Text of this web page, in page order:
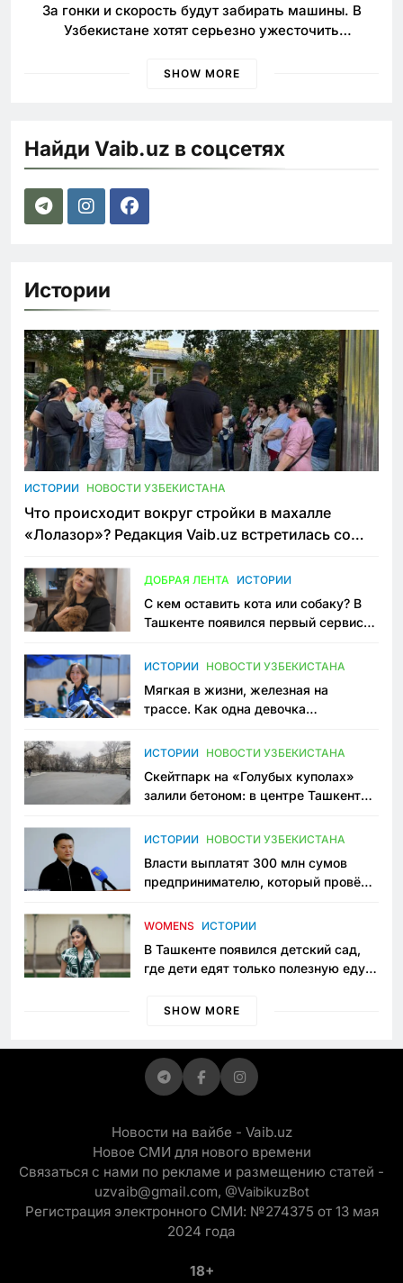
За гонки и скорость будут забирать машины. В
Узбекистане хотят серьезно ужесточить
SHOW MORE
Найди Vaib.uz в соцсетях
Истории
ИСТОРИИ НОВОСТИ УЗБЕКИСТАНА
Что происходит вокруг стройки в махалле
«Лолазор»? Редакция Vaib.uz встретилась со
ДОБРАЯ ЛЕНТА ИСТОРИИ
С кем оставить кота или собаку? В
Ташкенте появился первый сервис
ИСТОРИИ НОВОСТИ УЗБЕКИСТАНА
Мягкая в жизни, железная на
трассе. Как одна девочка
Узбекистане
ИСТОРИИ НОВОСТИ УЗБЕКИСТАНА
Скейтпарк на «Голубых куполах»
залили бетоном: в центре Ташкента
пространство
ИСТОРИИ НОВОСТИ УЗБЕКИСТАНА
Власти выплатят 300 млн сумов
предпринимателю, который провёл
приговору
WOMENS ИСТОРИИ
В Ташкенте появился детский сад,
где дети едят только полезную еду.
просить «кашу без сахара»
SHOW MORE
Новости на вайбе - Vaib.uz
Новое СМИ для нового времени
Связаться с нами по рекламе и размещению статей -
uzvaib@gmail.com, @VaibikuzBot
Регистрация электронного СМИ: №274375 от 13 мая
2024 года
18+